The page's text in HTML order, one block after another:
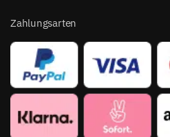
Zahlungsarten